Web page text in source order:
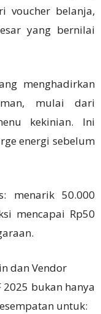
voucher belanja,
yang bernilai
menghadirkan
mulai dari
kekinian. Ini
energi sebelum
menarik 50.000
mencapai Rp50
dan Vendor
2025 bukan hanya
untuk: